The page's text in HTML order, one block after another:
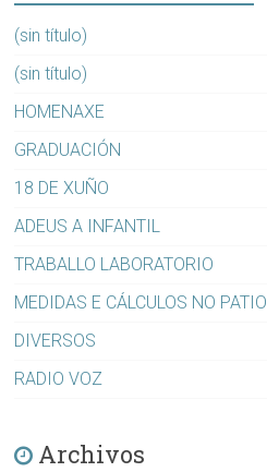
(sin título)
(sin título)
HOMENAXE
GRADUACIÓN
18 DE XUÑO
ADEUS A INFANTIL
TRABALLO LABORATORIO
MEDIDAS E CÁLCULOS NO PATIO
DIVERSOS
RADIO VOZ
Archivos